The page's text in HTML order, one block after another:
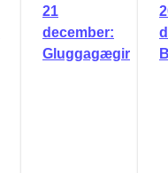
21
december:
Gluggagægir